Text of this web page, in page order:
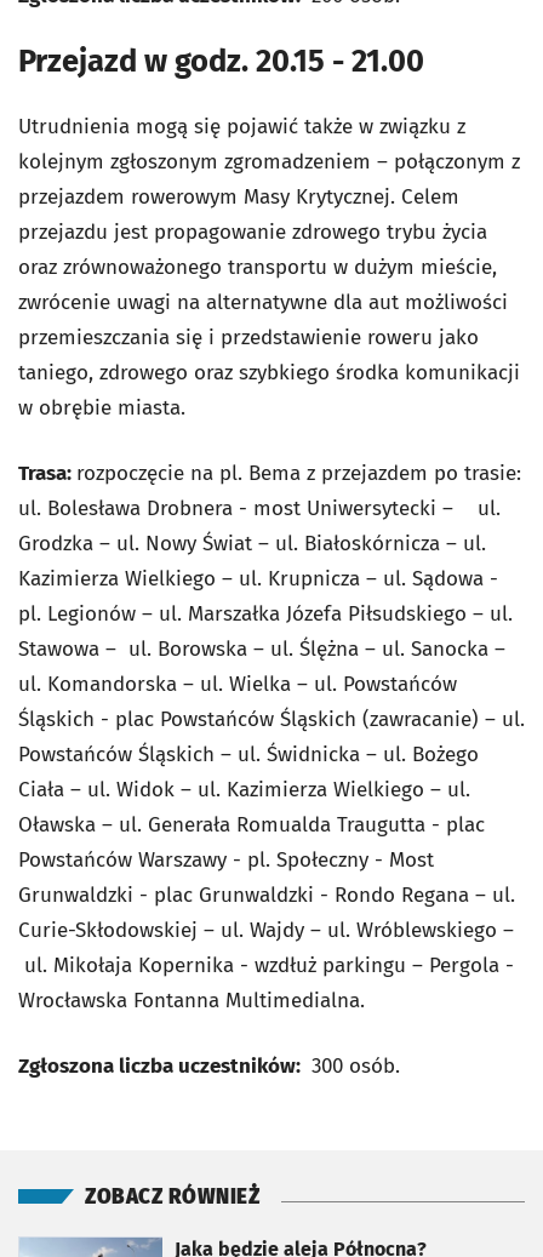
Przejazd w godz. 20.15 - 21.00
Utrudnienia mogą się pojawić także w związku z
kolejnym zgłoszonym zgromadzeniem – połączonym z
przejazdem rowerowym Masy Krytycznej. Celem
przejazdu jest propagowanie zdrowego trybu życia
oraz zrównoważonego transportu w dużym mieście,
zwrócenie uwagi na alternatywne dla aut możliwości
przemieszczania się i przedstawienie roweru jako
taniego, zdrowego oraz szybkiego środka komunikacji
w obrębie miasta.
Trasa: rozpoczęcie na pl. Bema z przejazdem po trasie:
ul. Bolesława Drobnera - most Uniwersytecki – ul.
Grodzka – ul. Nowy Świat – ul. Białoskórnicza – ul.
Kazimierza Wielkiego – ul. Krupnicza – ul. Sądowa -
pl. Legionów – ul. Marszałka Józefa Piłsudskiego – ul.
Stawowa – ul. Borowska – ul. Ślężna – ul. Sanocka –
ul. Komandorska – ul. Wielka – ul. Powstańców
Śląskich - plac Powstańców Śląskich (zawracanie) – ul.
Powstańców Śląskich – ul. Świdnicka – ul. Bożego
Ciała – ul. Widok – ul. Kazimierza Wielkiego – ul.
Oławska – ul. Generała Romualda Traugutta - plac
Powstańców Warszawy - pl. Społeczny - Most
Grunwaldzki - plac Grunwaldzki - Rondo Regana – ul.
Curie-Skłodowskiej – ul. Wajdy – ul. Wróblewskiego –
ul. Mikołaja Kopernika - wzdłuż parkingu – Pergola -
Wrocławska Fontanna Multimedialna.
Zgłoszona liczba uczestników: 300 osób.
ZOBACZ RÓWNIEŻ
Jaka będzie aleja Północna?
otworzy się w nowej karcie